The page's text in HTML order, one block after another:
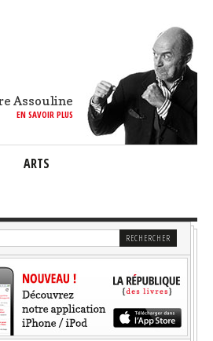
Assouline
EN SAVOIR PLUS
ARTS